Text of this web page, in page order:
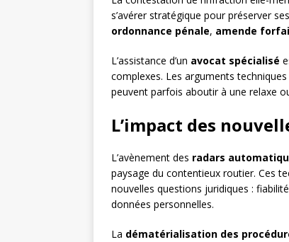
s’avérer stratégique pour préserver
ordonnance pénale, amende
L’assistance d’un avocat spécialisé
complexes. Les arguments
peuvent parfois aboutir à une relaxe
L’impact des
L’avènement des radars
paysage du contentieux routier. Ces
nouvelles questions juridiques :
données personnelles.
La dématérialisation des